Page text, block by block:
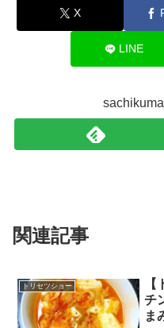
X
LINE
関連記事
トリセツショー
チ
ま